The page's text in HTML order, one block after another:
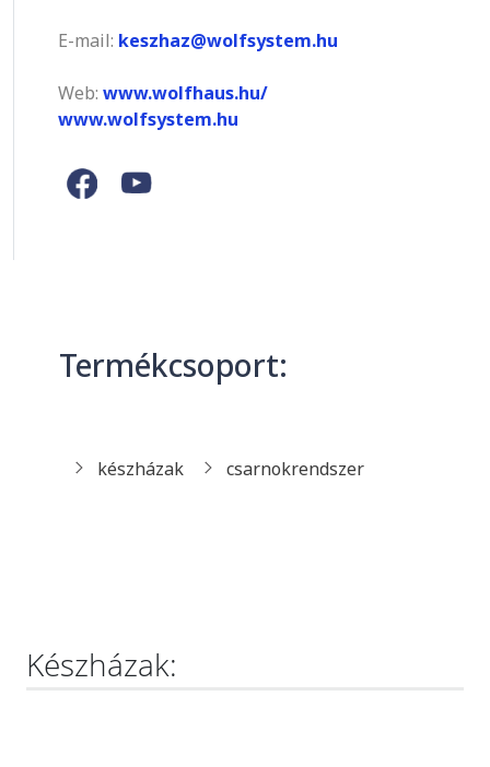
E-mail: keszhaz@wolfsystem.hu
Web: www.wolfhaus.hu/
www.wolfsystem.hu
Termékcsoport:
készházak csarnokrendszer
Készházak: